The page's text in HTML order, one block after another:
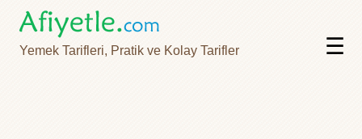
Yemek Tarifleri, Pratik ve Kolay Tarifler ☰